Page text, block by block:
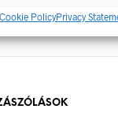
Cookie PolicyPrivacy